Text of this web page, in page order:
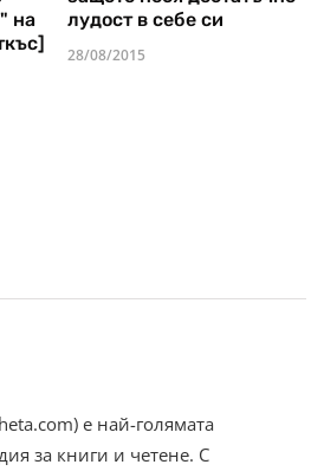
на
лудост в себе си
28/08/2015
е най-голямата
за книги и четене. С